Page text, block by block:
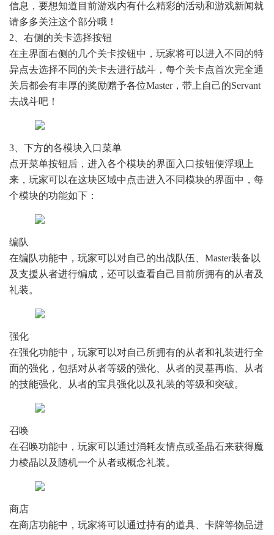
信息，要想知道目前游戏内有什么精彩的活动和游戏新闻就
请多多关注这个部分哦！
2、右侧的关卡选择按钮
在主界面右侧的几个关卡按钮中，玩家将可以进入不同的特
异点去选择不同的关卡去进行战斗，每个关卡点首次完全通
关后都会有丰厚的奖励赠予各位Master，带上自己的Servant
去战斗吧！
3、下方的各模块入口菜单
点开菜单按钮后，进入各个模块的界面入口按钮便浮现上
来，玩家可以在这块区域中点击进入不同模块的界面中，每
个模块的功能如下：
编队
在编队功能中，玩家可以对自己的出战队伍、Master装备以
及支援从者进行编成，还可以查看自己目前所拥有的从者及
礼装。
强化
在强化功能中，玩家可以对自己所拥有的从者和礼装进行全
面的强化，包括对从者等级的强化、从者的灵基再临、从者
的技能强化、从者的宝具强化以及礼装的等级和突破。
召唤
在召唤功能中，玩家可以通过消耗友情点或圣晶石来获得魔
力棱晶以及随机一个从者或概念礼装。
商店
在商店功能中，玩家将可以通过持有的道具、卡牌等物品进